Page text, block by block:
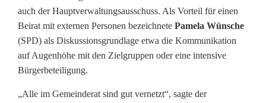
n
b
ü
auch der Hauptverwaltungsausschuss. Als Vorteil für einen
Beirat mit externen Personen bezeichnete Pamela Wünsche
(SPD) als Diskussionsgrundlage etwa die Kommunikation
auf Augenhöhe mit den Zielgruppen oder eine intensive
Bürgerbeteiligung.
„Alle im Gemeinderat sind gut vernetzt“, sagte der